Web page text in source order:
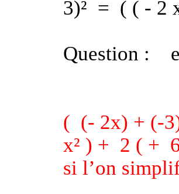
3)² = ( ( - 2
Question :
( (- 2x) + (-
x² ) + 2 ( +
si l’on